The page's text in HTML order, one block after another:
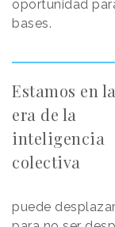
oportunidad
bases.
Estamos en la
era de la
inteligencia
colectiva
puede